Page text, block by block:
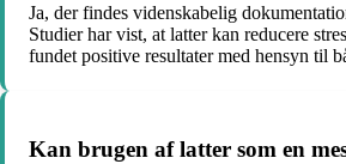
Ja, der findes videnskabelig
Studier har vist, at latter kan reducere
fundet positive resultater med hensyn til
Kan brugen af latter som en